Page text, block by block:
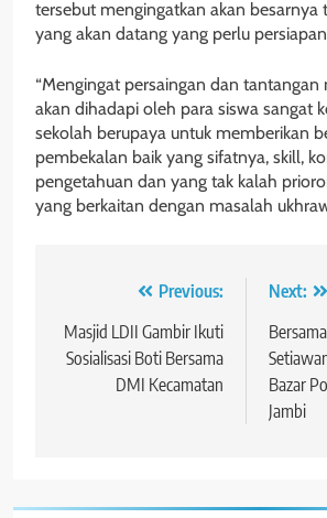
tersebut mengingatkan akan besarnya
yang akan datang yang perlu
“Mengingat persaingan dan tantangan
akan dihadapi oleh para siswa sangat
sekolah berupaya untuk memberikan
pembekalan baik yang sifatnya, skill,
pengetahuan dan yang tak kalah
yang berkaitan dengan masalah
Navigasi
pos
Previous:
Masjid LDII Gambir Ikuti
Sosialisasi Boti Bersama
DMI Kecamatan
Next:
Bazar
Jambi